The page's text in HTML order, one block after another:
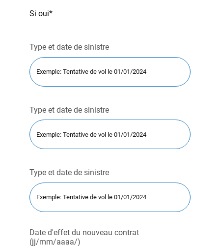
Si oui*
Type et date de sinistre
Type et date de sinistre
Type et date de sinistre
Date d'effet du nouveau contrat
(jj/mm/aaaa/)